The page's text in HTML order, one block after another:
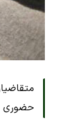
حضوری به